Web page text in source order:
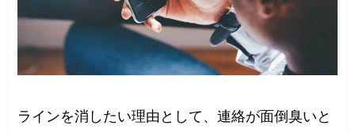
ラインを消したい理由として、連絡が面倒臭いと